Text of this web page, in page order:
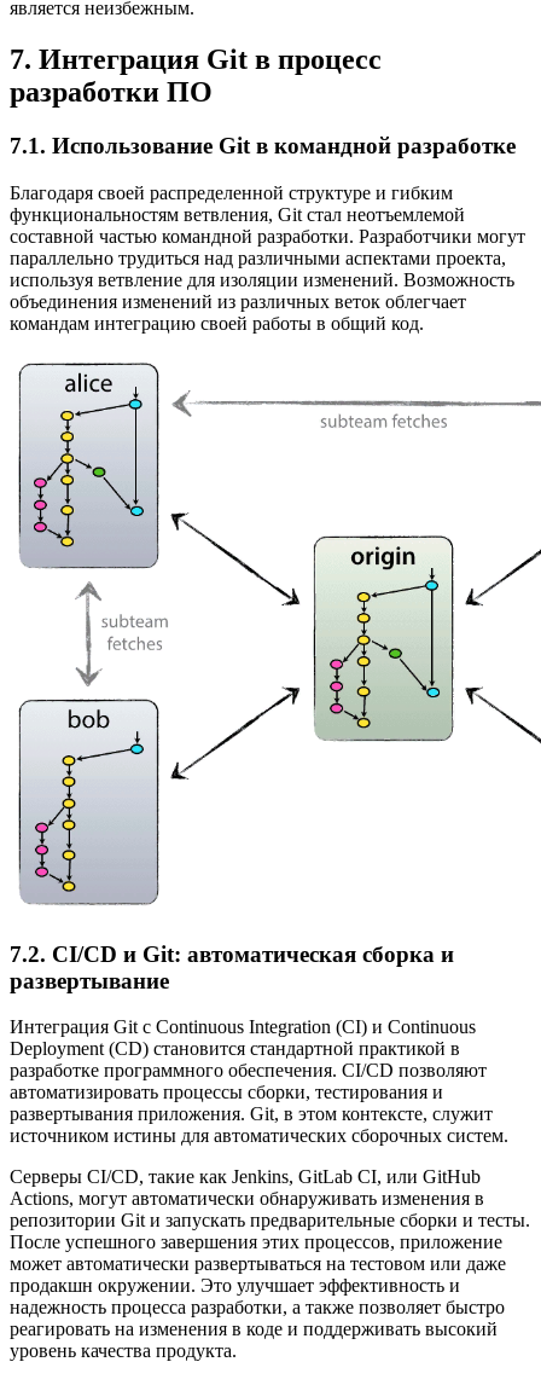
является неизбежным.
7. Интеграция Git в процесс
разработки ПО
7.1. Использование Git в командной разработке
Благодаря своей распределенной структуре и гибким
функциональностям ветвления, Git стал неотъемлемой
составной частью командной разработки. Разработчики могут
параллельно трудиться над различными аспектами проекта,
используя ветвление для изоляции изменений. Возможность
объединения изменений из различных веток облегчает
командам интеграцию своей работы в общий код.
7.2. CI/CD и Git: автоматическая сборка и
развертывание
Интеграция Git с Continuous Integration (CI) и Continuous
Deployment (CD) становится стандартной практикой в
разработке программного обеспечения. CI/CD позволяют
автоматизировать процессы сборки, тестирования и
развертывания приложения. Git, в этом контексте, служит
источником истины для автоматических сборочных систем.
Серверы CI/CD, такие как Jenkins, GitLab CI, или GitHub
Actions, могут автоматически обнаруживать изменения в
репозитории Git и запускать предварительные сборки и тесты.
После успешного завершения этих процессов, приложение
может автоматически развертываться на тестовом или даже
продакшн окружении. Это улучшает эффективность и
надежность процесса разработки, а также позволяет быстро
реагировать на изменения в коде и поддерживать высокий
уровень качества продукта.